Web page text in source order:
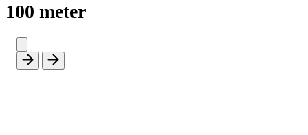
100 meter